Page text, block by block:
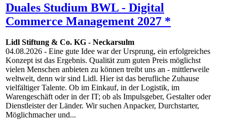
Duales Studium BWL - Digital
Commerce Management 2027 *
Lidl Stiftung & Co. KG - Neckarsulm
04.08.2026 - Eine gute Idee war der Ursprung, ein erfolgreiches
Konzept ist das Ergebnis. Qualität zum guten Preis möglichst
vielen Menschen anbieten zu können treibt uns an - mittlerweile
weltweit, denn wir sind Lidl. Hier ist das berufliche Zuhause
vielfältiger Talente. Ob im Einkauf, in der Logistik, im
Warengeschäft oder in der IT; ob als Impulsgeber, Gestalter oder
Dienstleister der Länder. Wir suchen Anpacker, Durchstarter,
Möglichmacher und...